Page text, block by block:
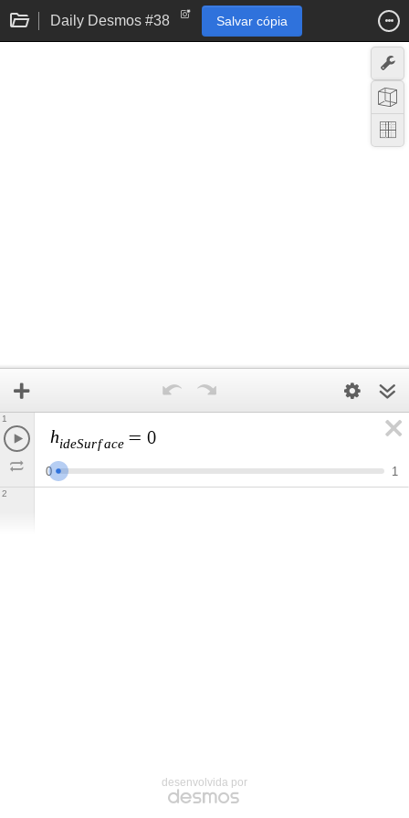
Daily Desmos #38 Salvar cópia
hideSurface = 0
0 1
1
2
desenvolvida por